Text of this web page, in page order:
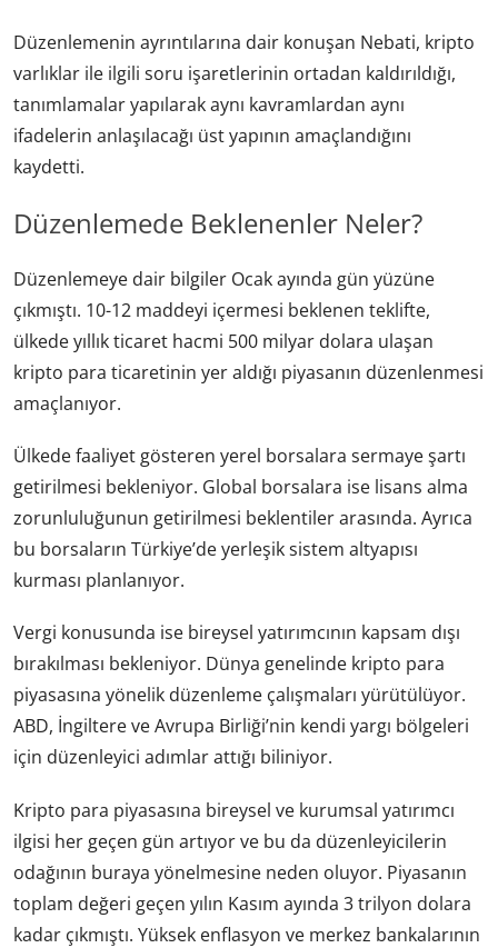
Düzenlemenin ayrıntılarına dair konuşan Nebati, kripto
varlıklar ile ilgili soru işaretlerinin ortadan kaldırıldığı,
tanımlamalar yapılarak aynı kavramlardan aynı
ifadelerin anlaşılacağı üst yapının amaçlandığını
kaydetti.
Düzenlemede Beklenenler Neler?
Düzenlemeye dair bilgiler Ocak ayında gün yüzüne
çıkmıştı. 10-12 maddeyi içermesi beklenen teklifte,
ülkede yıllık ticaret hacmi 500 milyar dolara ulaşan
kripto para ticaretinin yer aldığı piyasanın düzenlenmesi
amaçlanıyor.
Ülkede faaliyet gösteren yerel borsalara sermaye şartı
getirilmesi bekleniyor. Global borsalara ise lisans alma
zorunluluğunun getirilmesi beklentiler arasında. Ayrıca
bu borsaların Türkiye’de yerleşik sistem altyapısı
kurması planlanıyor.
Vergi konusunda ise bireysel yatırımcının kapsam dışı
bırakılması bekleniyor. Dünya genelinde kripto para
piyasasına yönelik düzenleme çalışmaları yürütülüyor.
ABD, İngiltere ve Avrupa Birliği’nin kendi yargı bölgeleri
için düzenleyici adımlar attığı biliniyor.
Kripto para piyasasına bireysel ve kurumsal yatırımcı
ilgisi her geçen gün artıyor ve bu da düzenleyicilerin
odağının buraya yönelmesine neden oluyor. Piyasanın
toplam değeri geçen yılın Kasım ayında 3 trilyon dolara
kadar çıkmıştı. Yüksek enflasyon ve merkez bankalarının